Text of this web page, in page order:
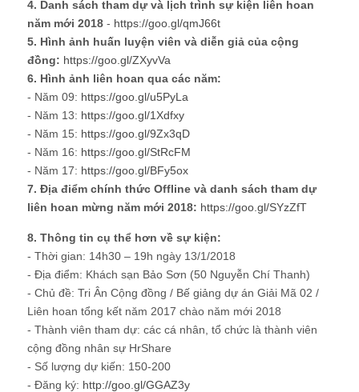
4. Danh sách tham dự và lịch trình sự kiện liên hoan
năm mới 2018 - https://goo.gl/qmJ66t
5. Hình ảnh huấn luyện viên và diễn giả của cộng
đồng: https://goo.gl/ZXyvVa
6. Hình ảnh liên hoan qua các năm:
- Năm 09: https://goo.gl/u5PyLa
- Năm 13: https://goo.gl/1Xdfxy
- Năm 15: https://goo.gl/9Zx3qD
- Năm 16: https://goo.gl/StRcFM
- Năm 17: https://goo.gl/BFy5ox
7. Địa điểm chính thức Offline và danh sách tham dự
liên hoan mừng năm mới 2018: https://goo.gl/SYzZfT
8. Thông tin cụ thể hơn về sự kiện:
- Thời gian: 14h30 – 19h ngày 13/1/2018
- Địa điểm: Khách sạn Bảo Sơn (50 Nguyễn Chí Thanh)
- Chủ đề: Tri Ân Cộng đồng / Bế giảng dự án Giải Mã 02 /
Liên hoan tổng kết năm 2017 chào năm mới 2018
- Thành viên tham dự: các cá nhân, tổ chức là thành viên
cộng đồng nhân sự HrShare
- Số lượng dự kiến: 150-200
- Đăng ký: http://goo.gl/GGAZ3y